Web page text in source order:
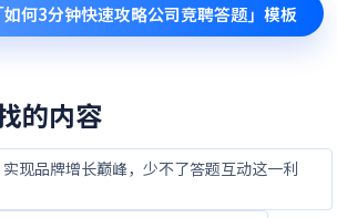
何3分钟快速攻略公司竞聘答题」 模板
的内容
现品牌增长巅峰，少不了答题互动这一利